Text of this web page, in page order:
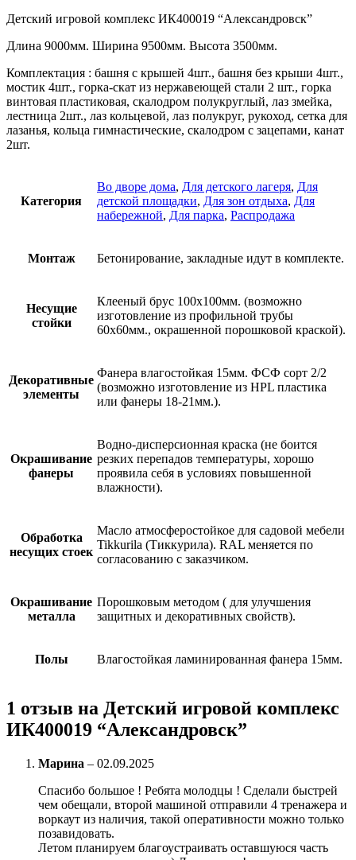
Детский игровой комплекс ИК400019 “Александровск”
Длина 9000мм. Ширина 9500мм. Высота 3500мм.
Комплектация : башня с крышей 4шт., башня без крыши 4шт.,
мостик 4шт., горка-скат из нержавеющей стали 2 шт., горка
винтовая пластиковая, скалодром полукруглый, лаз змейка,
лестница 2шт., лаз кольцевой, лаз полукруг, рукоход, сетка для
лазанья, кольца гимнастические, скалодром с зацепами, канат
2шт.
Категория
Во дворе дома, Для детского лагеря, Для
детской площадки, Для зон отдыха, Для
набережной, Для парка, Распродажа
Монтаж Бетонирование, закладные идут в комплекте.
Несущие
стойки
Клееный брус 100х100мм. (возможно
изготовление из профильной трубы
60х60мм., окрашенной порошковой краской).
Декоративные
элементы
Фанера влагостойкая 15мм. ФСФ сорт 2/2
(возможно изготовление из HPL пластика
или фанеры 18-21мм.).
Окрашивание
фанеры
Водно-дисперсионная краска (не боится
резких перепадов температуры, хорошо
проявила себя в условиях повышенной
влажности).
Обработка
несущих стоек
Масло атмосферостойкое для садовой мебели
Tikkurila (Тиккурила). RAL меняется по
согласованию с заказчиком.
Окрашивание
металла
Порошковым методом ( для улучшения
защитных и декоративных свойств).
Полы Влагостойкая ламинированная фанера 15мм.
1 отзыв на Детский игровой комплекс
ИК400019 “Александровск”
Марина – 02.09.2025
Спасибо большое ! Ребята молодцы ! Сделали быстрей
чем обещали, второй машиной отправили 4 тренажера и
воркаут из наличия, такой оперативности можно только
позавидовать.
Летом планируем благоустраивать оставшуюся часть